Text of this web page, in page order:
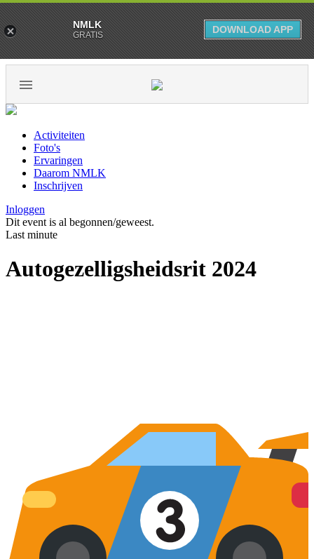
Activiteiten
Foto's
Ervaringen
Daarom NMLK
Inschrijven
Inloggen
Dit event is al begonnen/geweest.
Last minute
Autogezelligsheidsrit 2024
NMLK
GRATIS DOWNLOAD APP